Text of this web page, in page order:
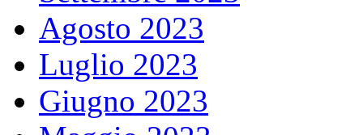
Agosto 2023
Luglio 2023
Giugno 2023